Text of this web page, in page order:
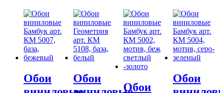
Обои
Обои
Обои
Обои